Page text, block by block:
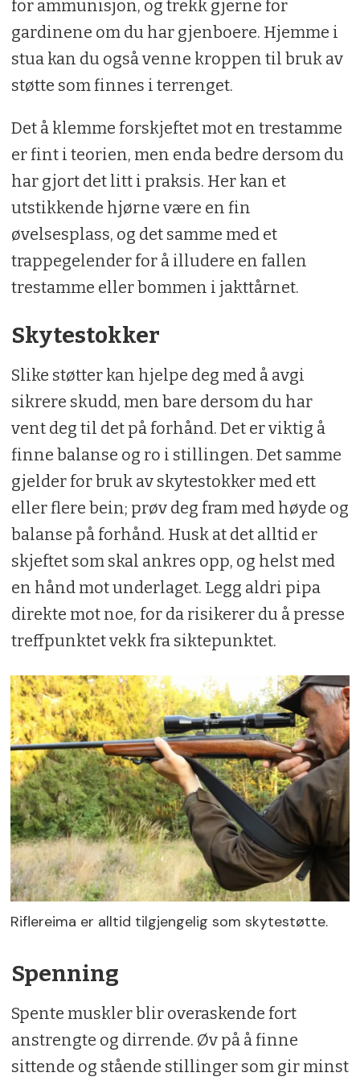
for ammunisjon, og trekk gjerne for
gardinene om du har gjenboere. Hjemme i
stua kan du også venne kroppen til bruk av
støtte som finnes i terrenget.
Det å klemme forskjeftet mot en trestamme
er fint i teorien, men enda bedre dersom du
har gjort det litt i praksis. Her kan et
utstikkende hjørne være en fin
øvelsesplass, og det samme med et
trappegelender for å illudere en fallen
trestamme eller bommen i jakttårnet.
Skytestokker
Slike støtter kan hjelpe deg med å avgi
sikrere skudd, men bare dersom du har
vent deg til det på forhånd. Det er viktig å
finne balanse og ro i stillingen. Det samme
gjelder for bruk av skytestokker med ett
eller flere bein; prøv deg fram med høyde og
balanse på forhånd. Husk at det alltid er
skjeftet som skal ankres opp, og helst med
en hånd mot underlaget. Legg aldri pipa
direkte mot noe, for da risikerer du å presse
treffpunktet vekk fra siktepunktet.
Riflereima er alltid tilgjengelig som skytestøtte.
Spenning
Spente muskler blir overaskende fort
anstrengte og dirrende. Øv på å finne
sittende og stående stillinger som gir minst